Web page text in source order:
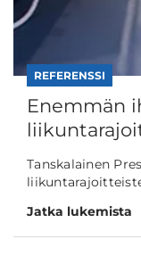
REFERENSSI
Enemmän
Tanskalainen
Jatka lukemista